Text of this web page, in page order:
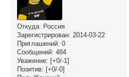
Откуда: Россия
Зарегистрирован: 2014-03-22
Приглашений: 0
Сообщений: 484
Уважение: [+0/-1]
Позитив: [+0/-0]